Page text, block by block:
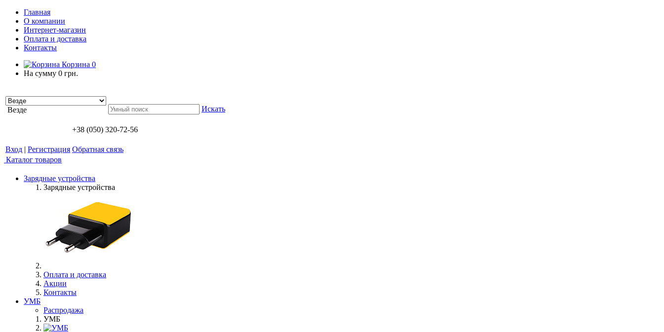
Главная
О компании
Интернет-магазин
Оплата и доставка
Контакты
Корзина 0
На сумму 0 грн.
Везде Искать
+38 (050) 320-72-56
Вход | Регистрация Обратная связь
Каталог товаров
Зарядные устройства
Зарядные устройства
Оплата и доставка
Акции
Контакты
УМБ
Распродажа
УМБ